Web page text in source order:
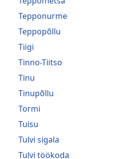
Tepponurme
Teppopõllu
Tiigi
Tinno-Tiitso
Tinu
Tinupõllu
Tormi
Tuisu
Tulvi sigala
Tulvi töökoda